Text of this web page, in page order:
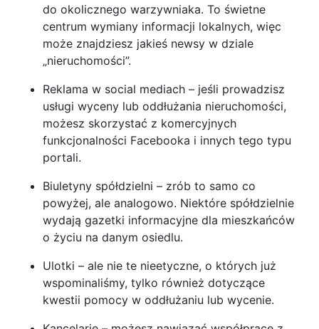
do okolicznego warzywniaka. To świetne
centrum wymiany informacji lokalnych, więc
może znajdziesz jakieś newsy w dziale
„nieruchomości”.
Reklama w social mediach – jeśli prowadzisz
usługi wyceny lub oddłużania nieruchomości,
możesz skorzystać z komercyjnych
funkcjonalności Facebooka i innych tego typu
portali.
Biuletyny spółdzielni – zrób to samo co
powyżej, ale analogowo. Niektóre spółdzielnie
wydają gazetki informacyjne dla mieszkańców
o życiu na danym osiedlu.
Ulotki – ale nie te nieetyczne, o których już
wspominaliśmy, tylko również dotyczące
kwestii pomocy w oddłużaniu lub wycenie.